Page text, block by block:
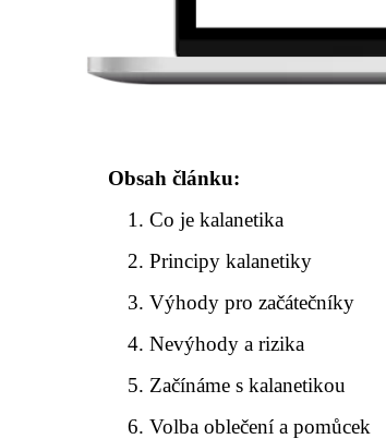
Obsah článku:
Co je kalanetika
Principy kalanetiky
Výhody pro začátečníky
Nevýhody a rizika
Začínáme s kalanetikou
Volba oblečení a pomůcek